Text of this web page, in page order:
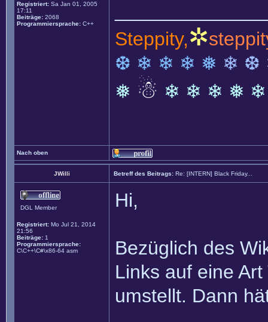
Registriert: Sa Jan 01, 2005
17:11
Beiträge: 2068
Programmiersprache: C++
Steppity,✲
❆ ❄ ❄ ❄ ❅ ❄ ❆
❅ ☃ ❄ ❄ ❄ ❅
Nach oben
JWilli Betreff des Beitrags: Re: [INTERN] Black Friday...
DGL Member
Registriert: Mo Jul 21, 2014
21:56
Beiträge: 1
Programmiersprache:
C\C++\C#\x86-64 asm
Hi,
Bezüglich des
Links auf eine
umstellt. Dann